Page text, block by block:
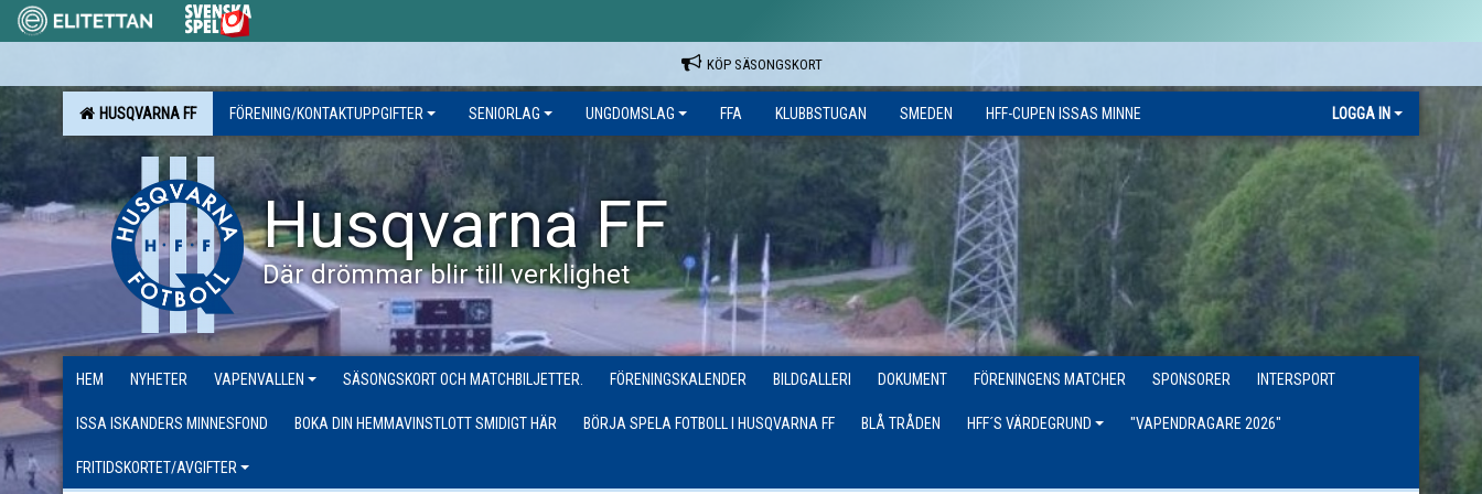
KÖP SÄSONGSKORT
HUSQVARNA FF FÖRENING/KONTAKTUPPGIFTER SENIORLAG UNGDOMSLAG FFA KLUBBSTUGAN SMEDEN HFF-CUPEN ISSAS MINNE LOGGA IN
Husqvarna FF
Där drömmar blir till verklighet
HEM NYHETER VAPENVALLEN SÄSONGSKORT OCH MATCHBILJETTER. FÖRENINGSKALENDER BILDGALLERI DOKUMENT FÖRENINGENS MATCHER SPONSORER INTERSPORT
ISSA ISKANDERS MINNESFOND BOKA DIN HEMMAVINSTLOTT SMIDIGT HÄR BÖRJA SPELA FOTBOLL I HUSQVARNA FF BLÅ TRÅDEN HFF´S VÄRDEGRUND "VAPENDRAGARE 2026"
FRITIDSKORTET/AVGIFTER